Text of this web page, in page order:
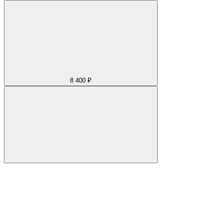
8 400 ₽